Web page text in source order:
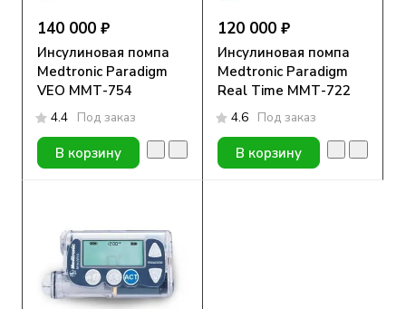
140 000 ₽
Инсулиновая помпа
Medtronic Paradigm
VEO ММТ-754
4.4 Под заказ
В корзину
120 000 ₽
Инсулиновая помпа
Medtronic Paradigm
Real Time ММТ-722
4.6 Под заказ
В корзину